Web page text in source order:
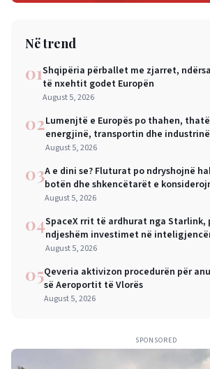
Në trend
01Shqipëria përballet me zjarret,
të nxehtit godet Europën
August 5, 2026
02Lumenjtë e Europës po thahen,
energjinë, transportin dhe industrinë
August 5, 2026
03A e dini se? Fluturat po ndryshojnë
botën dhe shkencëtarët e
alarmi
August 5, 2026
04SpaceX rrit të ardhurat nga Starlink,
ndjeshëm investimet në
August 5, 2026
05Qeveria aktivizon procedurën për
së Aeroportit të Vlorës
August 5, 2026
SPONSORED